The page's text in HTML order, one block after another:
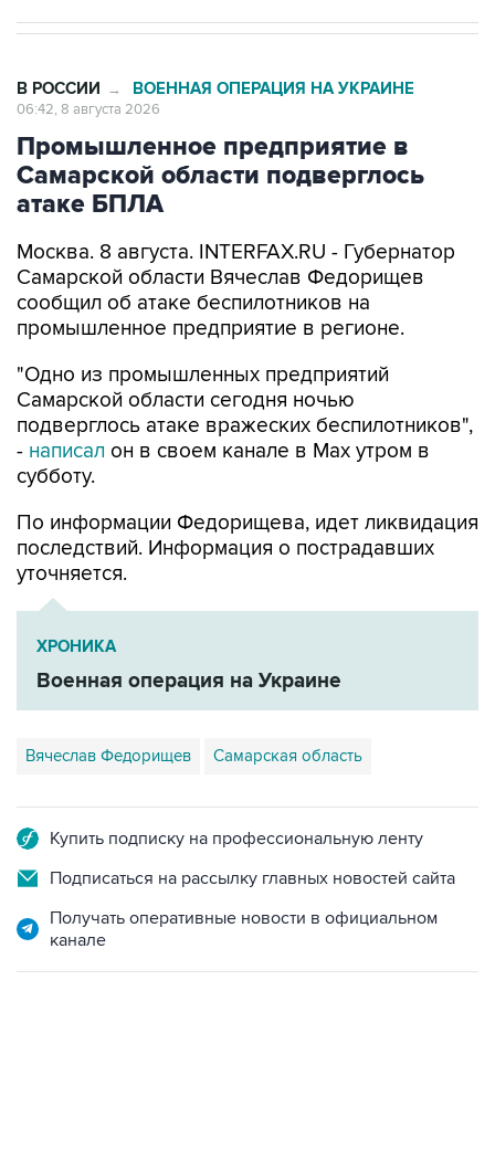
В РОССИИ → ВОЕННАЯ ОПЕРАЦИЯ НА УКРАИНЕ
06:42, 8 августа 2026
Промышленное предприятие в
Самарской области подверглось
атаке БПЛА
Москва. 8 августа. INTERFAX.RU - Губернатор
Самарской области Вячеслав Федорищев
сообщил об атаке беспилотников на
промышленное предприятие в регионе.
"Одно из промышленных предприятий
Самарской области сегодня ночью
подверглось атаке вражеских беспилотников",
- написал он в своем канале в Max утром в
субботу.
По информации Федорищева, идет ликвидация
последствий. Информация о пострадавших
уточняется.
ХРОНИКА
Военная операция на Украине
Вячеслав Федорищев Самарская область
Купить подписку на профессиональную ленту
Подписаться на рассылку главных новостей сайта
Получать оперативные новости в официальном
канале